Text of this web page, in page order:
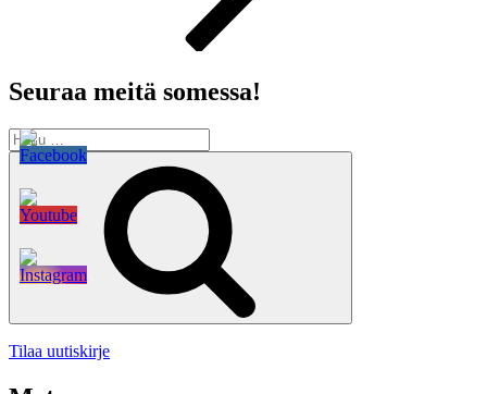
Seuraa meitä somessa!
Etsi:
Tilaa uutiskirje